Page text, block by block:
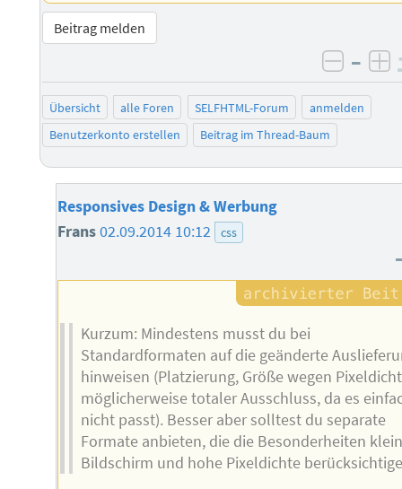
Beitrag melden
–
Übersicht alle Foren SELFHTML-Forum
anmelden
Benutzerkonto erstellen
Beitrag im Thread-Baum
Responsives Design & Werbung
Frans02.09.2014 10:12 css
Kurzum: Mindestens musst du bei
Standardformaten auf die geänderte
hinweisen (Platzierung, Größe wegen
möglicherweise totaler Ausschluss, da es
nicht passt). Besser aber solltest du separate
Formate anbieten, die die Besonderheiten
Bildschirm und hohe Pixeldichte